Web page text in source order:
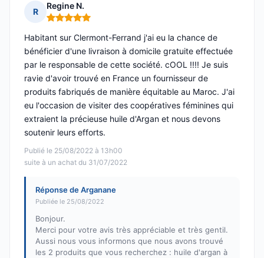
R
Regine N.
Note : 5 sur 5
Publié le 25/08/2022 à 13h00
suite à un achat du 31/07/2022
Habitant sur Clermont-Ferrand j'ai eu la chance de
bénéficier d'une livraison à domicile gratuite effectuée
par le responsable de cette société. cOOL !!!! Je suis
ravie d'avoir trouvé en France un fournisseur de
produits fabriqués de manière équitable au Maroc. J'ai
eu l'occasion de visiter des coopératives féminines qui
extraient la précieuse huile d'Argan et nous devons
soutenir leurs efforts.
Réponse de Arganane
Publiée le 25/08/2022
Bonjour.
Merci pour votre avis très appréciable et très gentil.
Aussi nous vous informons que nous avons trouvé
les 2 produits que vous recherchez : huile d'argan à